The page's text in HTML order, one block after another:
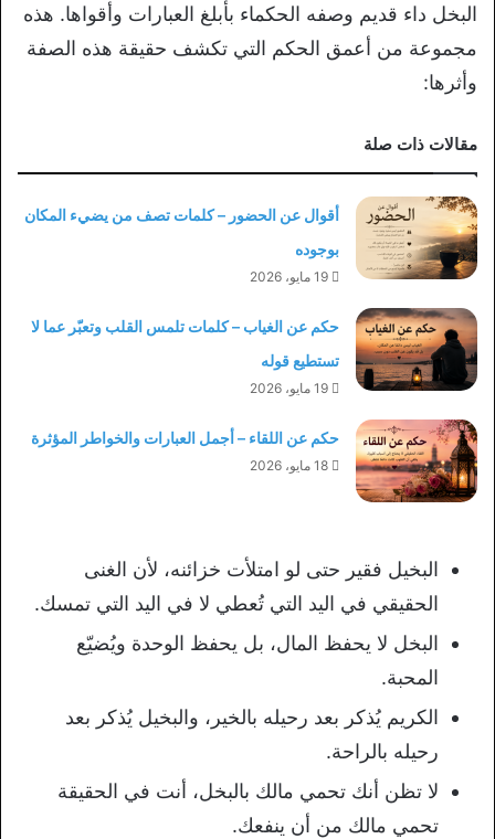
البخل داء قديم وصفه الحكماء بأبلغ العبارات وأقواها. هذه
مجموعة من أعمق الحكم التي تكشف حقيقة هذه الصفة
وأثرها:
مقالات ذات صلة
أقوال عن الحضور – كلمات تصف من يضيء المكان
بوجوده
19 مايو، 2026
حكم عن الغياب – كلمات تلمس القلب وتعبّر عما لا
تستطيع قوله
19 مايو، 2026
حكم عن اللقاء – أجمل العبارات والخواطر المؤثرة
18 مايو، 2026
البخيل فقير حتى لو امتلأت خزائنه، لأن الغنى
الحقيقي في اليد التي تُعطي لا في اليد التي تمسك.
البخل لا يحفظ المال، بل يحفظ الوحدة ويُضيّع
المحبة.
الكريم يُذكر بعد رحيله بالخير، والبخيل يُذكر بعد
رحيله بالراحة.
لا تظن أنك تحمي مالك بالبخل، أنت في الحقيقة
تحمي مالك من أن ينفعك.